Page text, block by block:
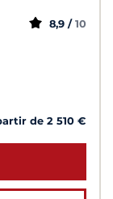
8,9 / 10
de 2 510 €